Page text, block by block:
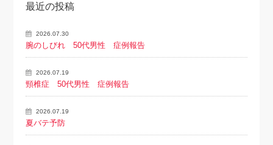
最近の投稿
2026.07.30
腕のしびれ 50代男性 症例報告
2026.07.19
頸椎症 50代男性 症例報告
2026.07.19
夏バテ予防